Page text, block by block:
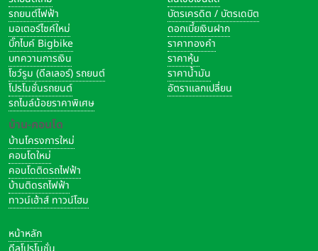
บันเทิงทั้งภาพและเสียงที่เหนือชั้น
รถยนต์ไฟฟ้า
มอเตอร์ไซค์ใหม่
บิ๊กไบค์ Bigbike
บทความการเงิน
โชว์รูม (ดีลเลอร์) รถยนต์
โปรโมชั่นรถยนต์
รถไมล์น้อยราคาพิเศษ
บ้าน-คอนโด
บ้านโครงการใหม่
คอนโดใหม่
คอนโดติดรถไฟฟ้า
บ้านติดรถไฟฟ้า
ทาวน์เฮ้าส์ ทาวน์โฮม
บัตรเครดิต / บัตรเดบิต
ดอกเบี้ยเงินฝาก
ราคาทองคำ
ราคาหุ้น
ราคาน้ำมัน
อัตราแลกเปลี่ยน
หน้าหลัก